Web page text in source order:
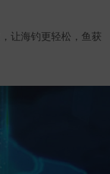
让海钓更轻松，鱼获